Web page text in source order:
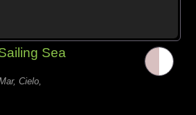
Sea
Cielo,